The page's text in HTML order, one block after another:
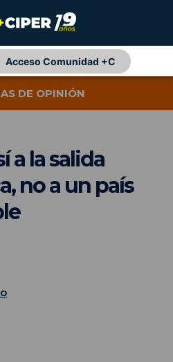
Acceso Comunidad +C
DE OPINIÓN
a la salida
no a un país